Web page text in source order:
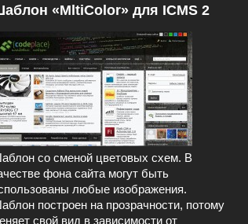
«MltiColor» для ICMS 2
со сменой цветовых схем. В
фона сайта могут быть
любые изображения.
построен на прозрачности, потому
свой вид в зависимости от